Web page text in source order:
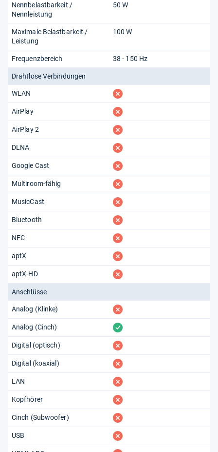
Nennbelastbarkeit /
Nennleistung
50 W
Maximale Belastbarkeit /
Leistung
100 W
Frequenzbereich 38 - 150 Hz
Drahtlose Verbindungen
WLAN fehlt
AirPlay fehlt
AirPlay 2 fehlt
DLNA fehlt
Google Cast fehlt
Multiroom-fähig fehlt
MusicCast fehlt
Bluetooth fehlt
NFC fehlt
aptX fehlt
aptX-HD fehlt
Anschlüsse
Analog (Klinke) fehlt
Analog (Cinch) vorhanden
Digital (optisch) fehlt
Digital (koaxial) fehlt
LAN fehlt
Kopfhörer fehlt
Cinch (Subwoofer) fehlt
USB fehlt